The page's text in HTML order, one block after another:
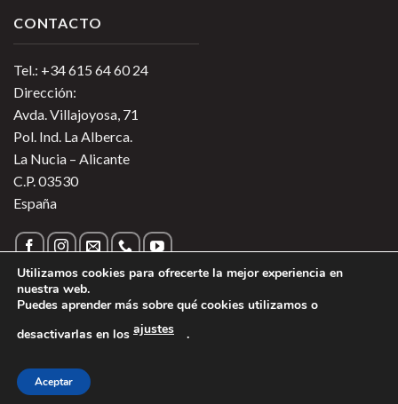
CONTACTO
Tel.: +34 615 64 60 24
Dirección:
Avda. Villajoyosa, 71
Pol. Ind. La Alberca.
La Nucia – Alicante
C.P. 03530
España
sobre las Cookies
Copyright 2026 ©
Utilizamos cookies para ofrecerte la mejor experiencia en
nuestra web.
Puedes aprender más sobre qué cookies utilizamos o
desactivarlas en los ajustes .
Aceptar